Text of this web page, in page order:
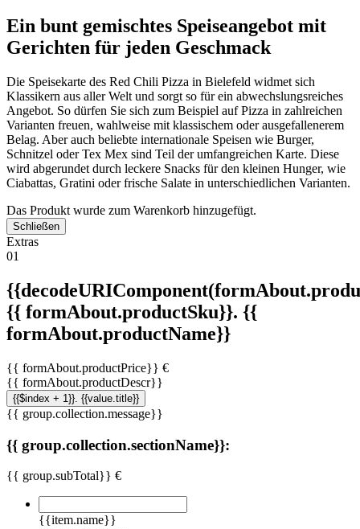
Ein bunt gemischtes Speiseangebot mit
Gerichten für jeden Geschmack
Die Speisekarte des Red Chili Pizza in Bielefeld widmet sich
Klassikern aus aller Welt und sorgt so für ein abwechslungsreiches
Angebot. So dürfen Sie sich zum Beispiel auf Pizza in zahlreichen
Varianten freuen, wahlweise mit klassischem oder ausgefallenerem
Belag. Aber auch beliebte internationale Speisen wie Burger,
Schnitzel oder Tex Mex sind Teil der umfangreichen Karte. Diese
wird abgerundet durch leckere Snacks für den kleinen Hunger, wie
Ciabattas, Gratini oder frische Salate in unterschiedlichen Varianten.
Das Produkt wurde zum Warenkorb hinzugefügt.
Schließen
Extras
01
{{ formAbout.productSku}}. {{
formAbout.productName}}
{{ formAbout.productPrice}} €
{{ formAbout.productDescr}}
{{$index + 1}}. {{value.title}}
{{ group.collection.message}}
{{ group.collection.sectionName}}:
{{ group.subTotal}} €
{{item.name}}